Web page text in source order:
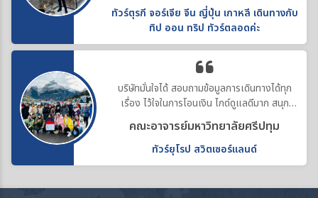
ทัวร์ตุรกี จอร์เจีย จีน ญี่ปุ่น เกาหลี เดินทางกับ
ทิป ออน ทริป ทัวร์ตลอดค่ะ
บริษัทมั่นใจได้ สอบถามข้อมูลการเดินทางได้ทุก
เรื่อง ไว้ใจในการโอนเงิน ไกด์ดูแลดีมาก สนุก
ประทับใจค่ะ
คณะอาจารย์มหาวิทยาลัยศรีปทุม
ทัวร์ยุโรป สวิตเซอร์แลนด์